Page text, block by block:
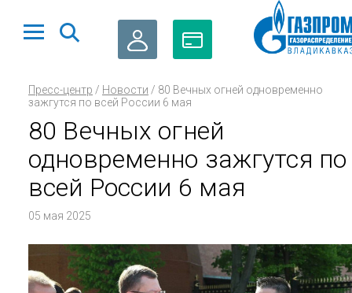
Пресс-центр / Новости / 80 Вечных огней одновременно
зажгутся по всей России 6 мая
80 Вечных огней
одновременно зажгутся по
всей России 6 мая
05 мая 2025